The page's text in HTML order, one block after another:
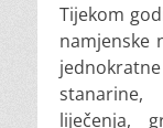
Tijekom
namjenske
liječenja,